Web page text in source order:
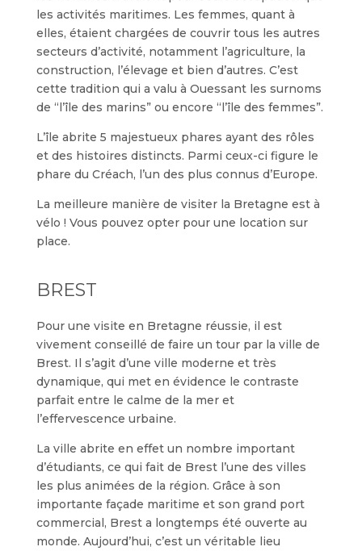
les activités maritimes. Les femmes, quant à
elles, étaient chargées de couvrir tous les autres
secteurs d’activité, notamment l’agriculture, la
construction, l’élevage et bien d’autres. C’est
cette tradition qui a valu à Ouessant les surnoms
de “l’île des marins” ou encore “l’île des femmes”.
L’île abrite 5 majestueux phares ayant des rôles
et des histoires distincts. Parmi ceux-ci figure le
phare du Créach, l’un des plus connus d’Europe.
La meilleure manière de visiter la Bretagne est à
vélo ! Vous pouvez opter pour une location sur
place.
BREST
Pour une visite en Bretagne réussie, il est
vivement conseillé de faire un tour par la ville de
Brest. Il s’agit d’une ville moderne et très
dynamique, qui met en évidence le contraste
parfait entre le calme de la mer et
l’effervescence urbaine.
La ville abrite en effet un nombre important
d’étudiants, ce qui fait de Brest l’une des villes
les plus animées de la région. Grâce à son
importante façade maritime et son grand port
commercial, Brest a longtemps été ouverte au
monde. Aujourd’hui, c’est un véritable lieu